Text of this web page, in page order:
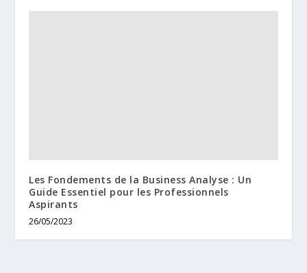
Les Fondements de la Business Analyse : Un
Guide Essentiel pour les Professionnels
Aspirants
26/05/2023